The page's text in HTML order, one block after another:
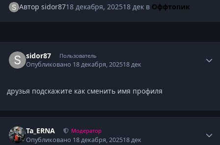
Авторsidor8718 декабря, 202518 дек в Оффтопик
sidor87 Пользователь
Опубликовано 18 декабря, 202518 дек
друзья подскажите как сменить имя профиля
Ta_ERNA Модератор
Опубликовано 18 декабря, 202518 дек